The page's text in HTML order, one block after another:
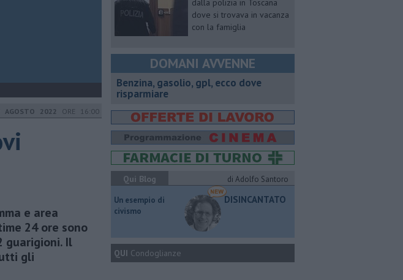
AGOSTO 2022 ORE 16:00
e area
24 ore sono
guarigioni. Il
gli
dalla polizia in Toscana
dove si trovava in vacanza
con la famiglia
DOMANI AVVENNE
​Benzina, gasolio, gpl, ecco dove
risparmiare
Qui Blog
di Adolfo Santoro
​Un esempio di
civismo
DISINCANTATO
QUI Condoglianze